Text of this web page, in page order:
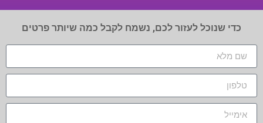
כדי שנוכל לעזור לכם, נשמח לקבל כמה שיותר פרטים